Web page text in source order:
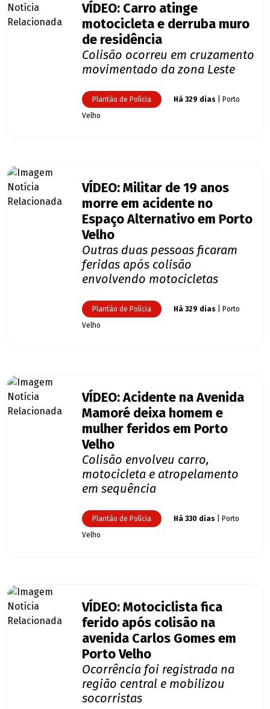
VÍDEO: Carro atinge
motocicleta e derruba muro
de residência
Colisão ocorreu em cruzamento
movimentado da zona Leste
Plantão de Polícia Há 329 dias | Porto
Velho
VÍDEO: Militar de 19 anos
morre em acidente no
Espaço Alternativo em Porto
Velho
Outras duas pessoas ficaram
feridas após colisão
envolvendo motocicletas
Plantão de Polícia Há 329 dias | Porto
Velho
VÍDEO: Acidente na Avenida
Mamoré deixa homem e
mulher feridos em Porto
Velho
Colisão envolveu carro,
motocicleta e atropelamento
em sequência
Plantão de Polícia Há 330 dias | Porto
Velho
VÍDEO: Motociclista fica
ferido após colisão na
avenida Carlos Gomes em
Porto Velho
Ocorrência foi registrada na
região central e mobilizou
socorristas